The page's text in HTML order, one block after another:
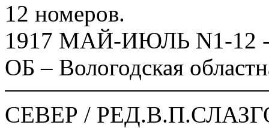
12 номеров.
1917 МАЙ-ИЮЛЬ N1-12
ОБ – Вологодская
СЕВЕР /